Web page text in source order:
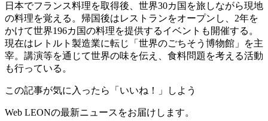
日本でフランス料理を取得後、世界30カ国を旅しながら現地
の料理を覚える。帰国後はレストランをオープンし、2年を
かけて世界196カ国の料理を提供するイベントも開催する。
現在はレトルト製造業に転じ「世界のごちそう博物館」を主
宰。講演等を通じて世界の味を伝え、食料問題を考える活動
も行っている。
この記事が気に入ったら「いいね！」しよう
Web LEONの最新ニュースをお届けします。